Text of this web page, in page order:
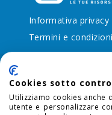
Informativa
Termini e condizioni
SEDE LEGALE:via
Cookies sotto
Utilizziamo cookies anche
utente e personalizzare